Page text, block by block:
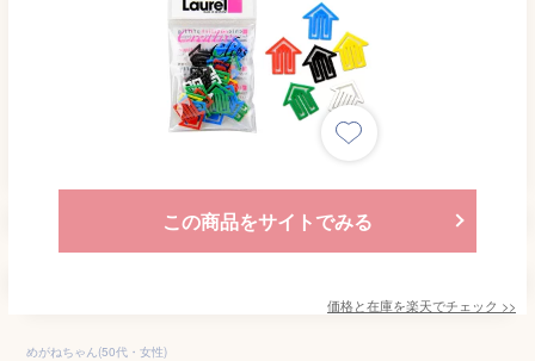
この商品をサイトでみる
価格と在庫を楽天でチェック >>
めがねちゃん(50代・女性)